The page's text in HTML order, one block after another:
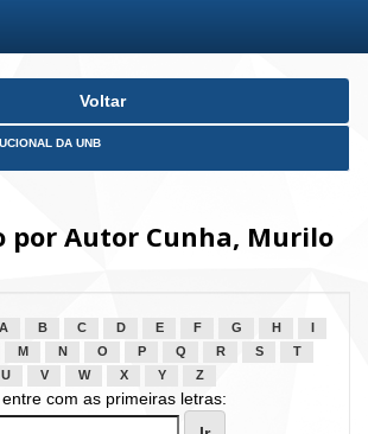
Voltar
DA UNB
por Autor Cunha, Murilo
A B C D E F G H
M N O P Q R S
T
U
V W X Y Z
com as primeiras letras: